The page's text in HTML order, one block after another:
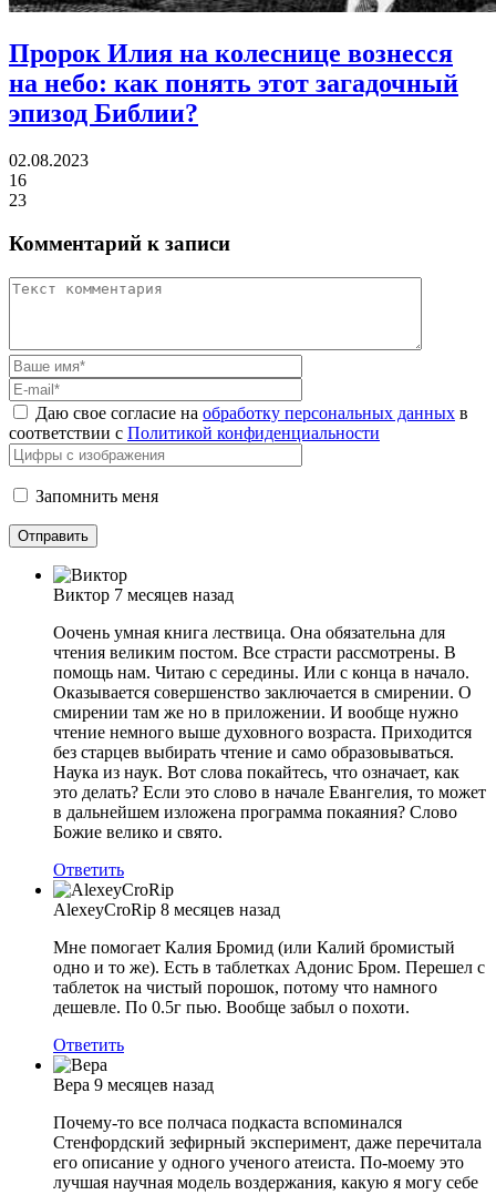
Пророк Илия на колеснице вознесся
на небо: как понять этот загадочный
эпизод Библии?
02.08.2023
16
23
Комментарий к записи
Даю свое согласие на обработку персональных данных в
соответствии с Политикой конфиденциальности
Запомнить меня
Виктор 7 месяцев назад
Оочень умная книга лествица. Она обязательна для
чтения великим постом. Все страсти рассмотрены. В
помощь нам. Читаю с середины. Или с конца в начало.
Оказывается совершенство заключается в смирении. О
смирении там же но в приложении. И вообще нужно
чтение немного выше духовного возраста. Приходится
без старцев выбирать чтение и само образовываться.
Наука из наук. Вот слова покайтесь, что означает, как
это делать? Если это слово в начале Евангелия, то может
в дальнейшем изложена программа покаяния? Слово
Божие велико и свято.
Ответить
AlexeyCroRip 8 месяцев назад
Мне помогает Калия Бромид (или Калий бромистый
одно и то же). Есть в таблетках Адонис Бром. Перешел с
таблеток на чистый порошок, потому что намного
дешевле. По 0.5г пью. Вообще забыл о похоти.
Ответить
Вера 9 месяцев назад
Почему-то все полчаса подкаста вспоминался
Стенфордский зефирный эксперимент, даже перечитала
его описание у одного ученого атеиста. По-моему это
лучшая научная модель воздержания, какую я могу себе